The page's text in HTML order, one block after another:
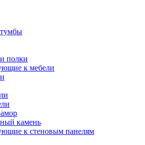
полки
к мебели
камень
к стеновым панелям